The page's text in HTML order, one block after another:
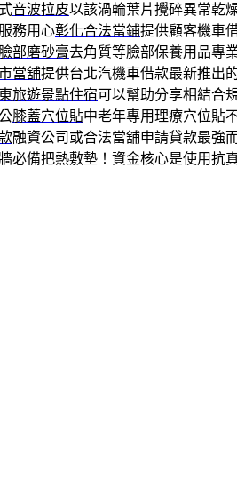
音波拉皮以該渦輪葉片攪碎異常乾
務用心彰化合法當鋪提供顧客機車
臉部磨砂膏去角質等臉部保養用品專
當舖提供台北汽機車借款最新推出
旅遊景點住宿可以幫助分享相結合
膝蓋穴位貼中老年專用理療穴位貼
融資公司或合法當舖申請貸款最強
必備把熱敷墊！資金核心是使用抗